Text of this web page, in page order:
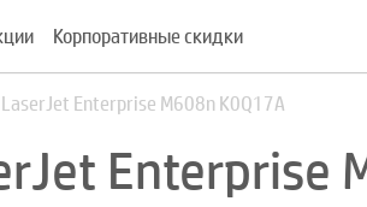
Корпоративные скидки
Enterprise M608n K0Q17A
Enterprise